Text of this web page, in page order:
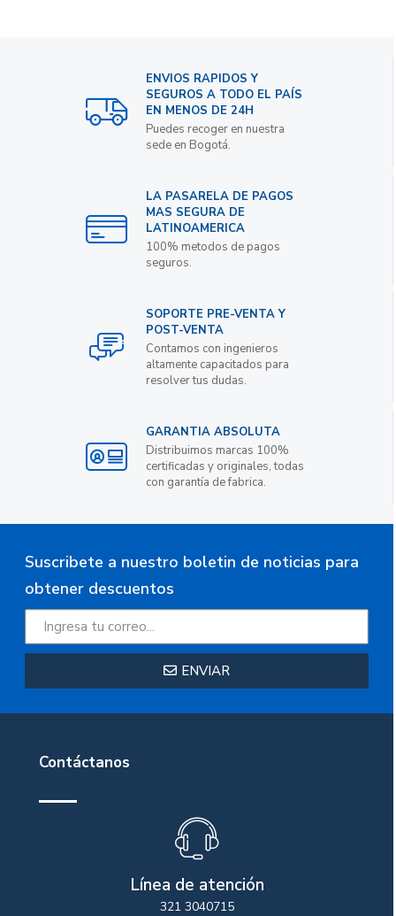
ENVIOS RAPIDOS Y
SEGUROS A TODO EL PAÍS
EN MENOS DE 24H
Puedes recoger en nuestra
sede en Bogotá.
LA PASARELA DE PAGOS
MAS SEGURA DE
LATINOAMERICA
100% metodos de pagos
seguros.
SOPORTE PRE-VENTA Y
POST-VENTA
Contamos con ingenieros
altamente capacitados para
resolver tus dudas.
GARANTIA ABSOLUTA
Distribuimos marcas 100%
certificadas y originales, todas
con garantía de fabrica.
Suscribete a nuestro boletin de noticias para
obtener descuentos
ENVIAR
Contáctanos
Línea de atención
321 3040715